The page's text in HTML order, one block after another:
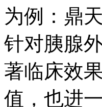
为例：
针对胰腺
著临床效
值，也